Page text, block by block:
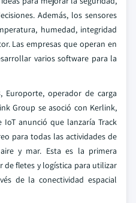
Además, los sensores
humedad, integridad
Las empresas que operan en
varios software para la
Europorte, operador de carga
Group se asoció con Kerlink,
anunció que lanzaría Track
para todas las actividades de
y mar. Esta es la primera
fletes y logística para utilizar
de la conectividad espacial